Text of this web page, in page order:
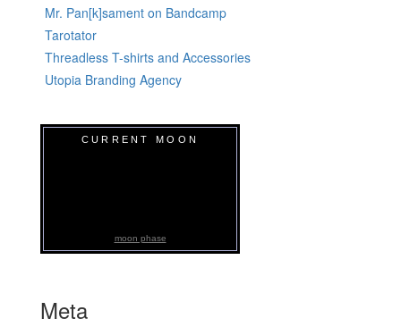
Mr. Pan[k]sament on Bandcamp
Tarotator
Threadless T-shirts and Accessories
Utopia Branding Agency
CURRENT MOON
moon phase
Meta